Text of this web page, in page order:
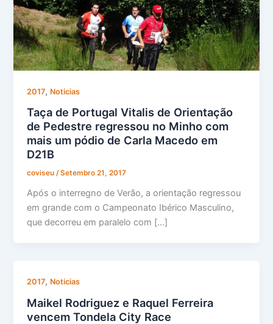
2017, Noticias
Taça de Portugal Vitalis de Orientação
de Pedestre regressou no Minho com
mais um pódio de Carla Macedo em
D21B
coviseu/Setembro 21, 2017
Após o interregno de Verão, a orientação regressou
em grande com o Campeonato Ibérico Masculino,
que decorreu em paralelo com […]
2017, Noticias
Maikel Rodriguez e Raquel Ferreira
vencem Tondela City Race